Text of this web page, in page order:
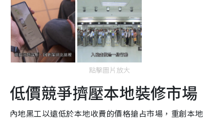
點擊圖片放大
低價競爭擠壓本地裝修市場
內地黑工以遠低於本地收費的價格搶占市場，重創本地